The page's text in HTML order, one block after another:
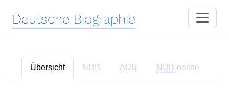
Deutsche Biographie
Übersicht NDB ADB NDB-online